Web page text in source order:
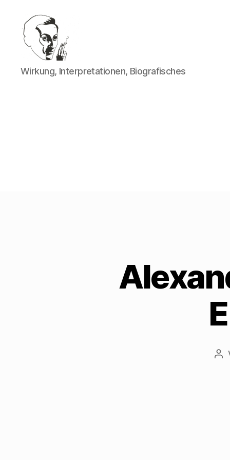
Walter
Mehring
Wirkung, Interpretationen, Biografisches